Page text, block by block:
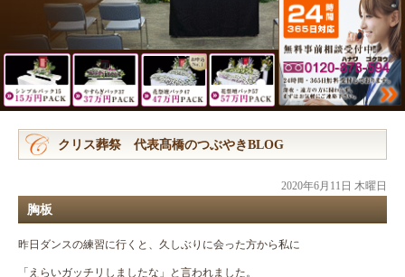
クリス葬祭 代表髙橋のつぶやきBLOG
2020年6月11日 木曜日
胸板
昨日ダンスの練習に行くと、久しぶりに会った方から私に
「えらいガッチリしましたな」と言われました。